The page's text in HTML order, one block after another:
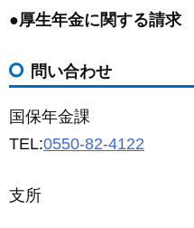
●厚生年金に関する請求
問い合わせ
国保年金課
TEL:0550-82-4122
支所